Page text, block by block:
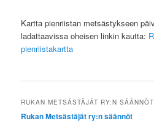
Kartta pienriistan metsästykseen
ladattaavissa oheisen linkin kautta:
pienriistakartta
RUKAN METSÄSTÄJÄT RY:N SÄÄNNÖT
Rukan Metsästäjät ry:n säännöt